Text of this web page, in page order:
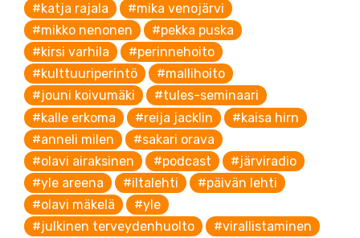
#katja rajala
#mika venojärvi
#mikko nenonen
#pekka puska
#kirsi varhila
#perinnehoito
#kulttuuriperintö
#mallihoito
#jouni koivumäki
#tules-seminaari
#kalle erkoma
#reija jacklin
#kaisa hirn
#anneli milen
#sakari orava
#olavi airaksinen
#podcast
#järviradio
#yle areena
#iltalehti
#päivän lehti
#olavi mäkelä
#yle
#julkinen terveydenhuolto
#virallistaminen